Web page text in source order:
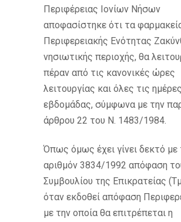
Περιφέρειας Ιονίων Νήσων
αποφασίστηκε ότι τα
Περιφερειακής Ενότητας
νησιωτικής περιοχής, θα
πέραν από τις κανονικές ώρες
λειτουργίας και όλες τις
εβδομάδας, σύμφωνα με την
άρθρου 22 του Ν. 1483/1984.
Όπως όμως έχει γίνει δεκτό με
αριθμόν 3834/1992 απόφαση
Συμβουλίου της Επικρατείας
όταν εκδοθεί απόφαση
με την οποία θα επιτρέπεται η